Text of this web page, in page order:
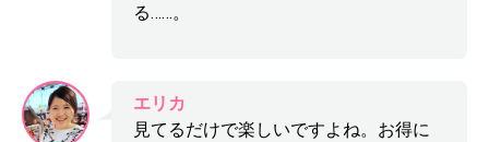
る……。
エリカ
見てるだけで楽しいですよね。お得に